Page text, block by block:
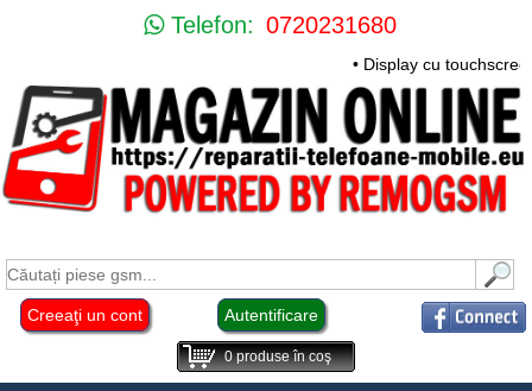
Telefon: 0720231680
• Display cu
Creeaţi un cont Autentificare
0produse în coş